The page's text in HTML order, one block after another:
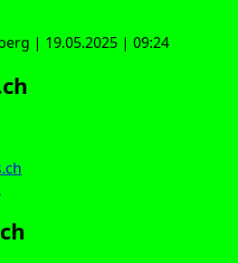
| 19.05.2025 | 09:24